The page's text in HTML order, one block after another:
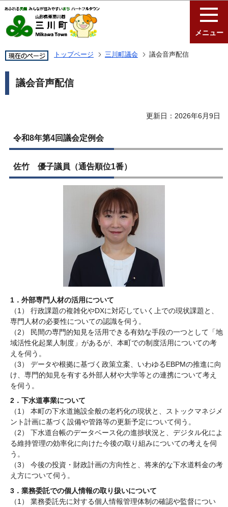
メニュー
トップページ 三川町議会 議会音声配信
議会音声配信
更新日：2026年6月9日
令和8年第4回議会定例会
佐竹 優子議員（通告順位1番）
1．外部専門人材の活用について
（1） 行政課題の複雑化やDXに対応していく上での現状課題と、
専門人材の必要性についての認識を伺う。
（2） 民間の専門的知見を活用できる有効な手段の一つとして「地
域活性化起業人制度」があるが、本町での制度活用についての考
えを伺う。
（3） データや根拠に基づく政策立案、いわゆるEBPMの推進に向
け、専門的知見を有する外部人材や大学等との連携について考え
を伺う。
2．下水道事業について
（1） 本町の下水道施設全般の老朽化の現状と、ストックマネジメ
ント計画に基づく設備や管路等の更新予定について伺う。
（2） 下水道台帳のデータベース化の進捗状況と、デジタル化によ
る維持管理の効率化に向けた今後の取り組みについての考えを伺
う。
（3） 今後の投資・財政計画の方向性と、将来的な下水道料金の考
え方について伺う。
3．業務委託での個人情報の取り扱いについて
（1） 業務委託先に対する個人情報管理体制の確認や監督につい